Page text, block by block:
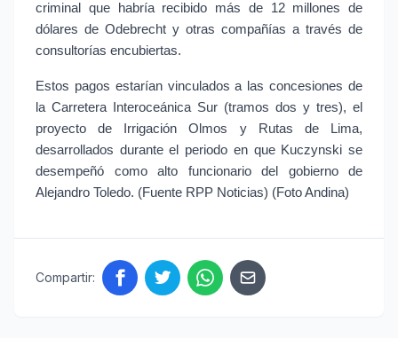
criminal que habría recibido más de 12 millones de
dólares de Odebrecht y otras compañías a través de
consultorías encubiertas.
Estos pagos estarían vinculados a las concesiones de
la Carretera Interoceánica Sur (tramos dos y tres), el
proyecto de Irrigación Olmos y Rutas de Lima,
desarrollados durante el periodo en que Kuczynski se
desempeñó como alto funcionario del gobierno de
Alejandro Toledo. (Fuente RPP Noticias) (Foto Andina)
Compartir: